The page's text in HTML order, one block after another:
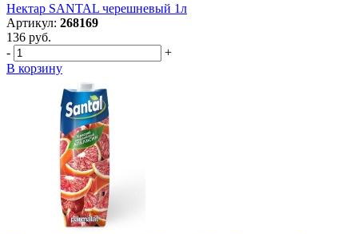
Нектар SANTAL черешневый 1л
Артикул: 268169
136 руб.
-
+
В корзину